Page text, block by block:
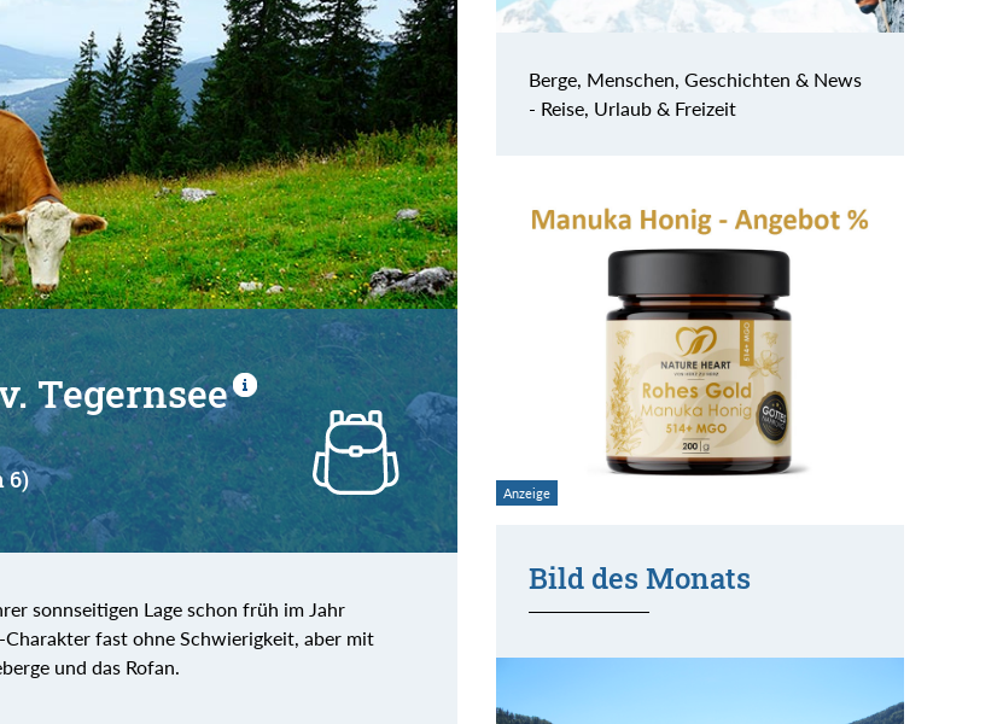
Tegernsee
6)
sonnseitigen Lage schon früh im Jahr
fast ohne Schwierigkeit, aber mit
und das Rofan.
Berge, Menschen, Geschichten & News
- Reise, Urlaub & Freizeit
Bild des Monats